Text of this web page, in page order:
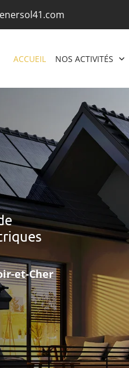
ACCUEIL NOS ACTIVITÉS
électricité